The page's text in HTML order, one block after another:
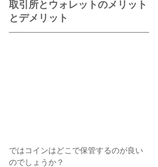
取引所とウォレットのメリット
とデメリット
ではコインはどこで保管するのが良い
のでしょうか？